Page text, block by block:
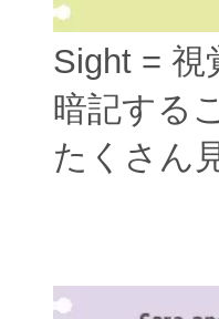
Sight = 視
暗記する
たくさん